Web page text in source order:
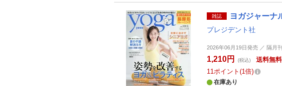
雑誌 ヨガジャーナ
プレジデント社
2026年06月19日発売 ／ 隔月
1,210円 (税込)
送料無料
11 ポイント 1倍
在庫あり